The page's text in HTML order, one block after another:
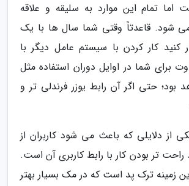
تمام این موارد به سلیقه و علاقه
شود. قاعدتاً وقتی شما سال ها با یک
کنید کار کردن با سیستم عامل دیگر با
برای شما در اوایل دوران استفاده مثل
حتی اگر آن رابط یوزر فرندلی تر و
از دلایلی که باعث می شود کاربران از
تر بودن کار با رابط کاربری آن است.
زمینه ترک پد است که در مک بسیار بهتر